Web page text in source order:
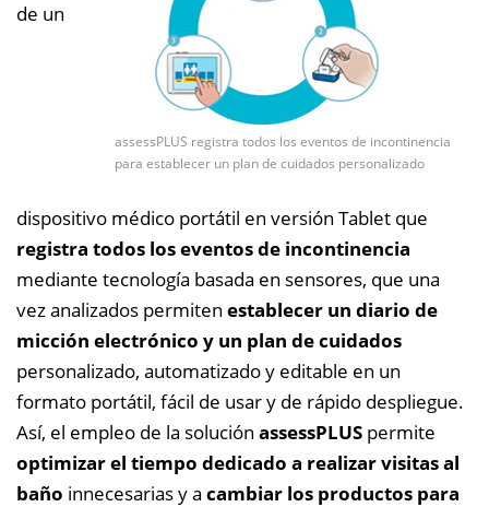
assessPLUS registra todos los eventos de incontinencia
para establecer un plan de cuidados personalizado
de un
dispositivo médico portátil en versión Tablet que
registra todos los eventos de incontinencia
mediante tecnología basada en sensores, que una
vez analizados permiten establecer un diario de
micción electrónico y un plan de cuidados
personalizado, automatizado y editable en un
formato portátil, fácil de usar y de rápido despliegue.
Así, el empleo de la solución assessPLUS permite
optimizar el tiempo dedicado a realizar visitas al
baño innecesarias y a cambiar los productos para